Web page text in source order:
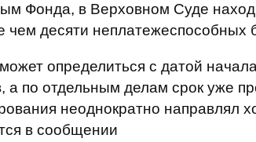
Фонда, в Верховном Суде
чем десяти неплатежеспособных
определиться с датой
а по отдельным делам срок уже
неоднократно направлял
в сообщении